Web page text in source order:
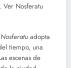
Nosferatu
Nosferatu adopta
tiempo, una
escenas de